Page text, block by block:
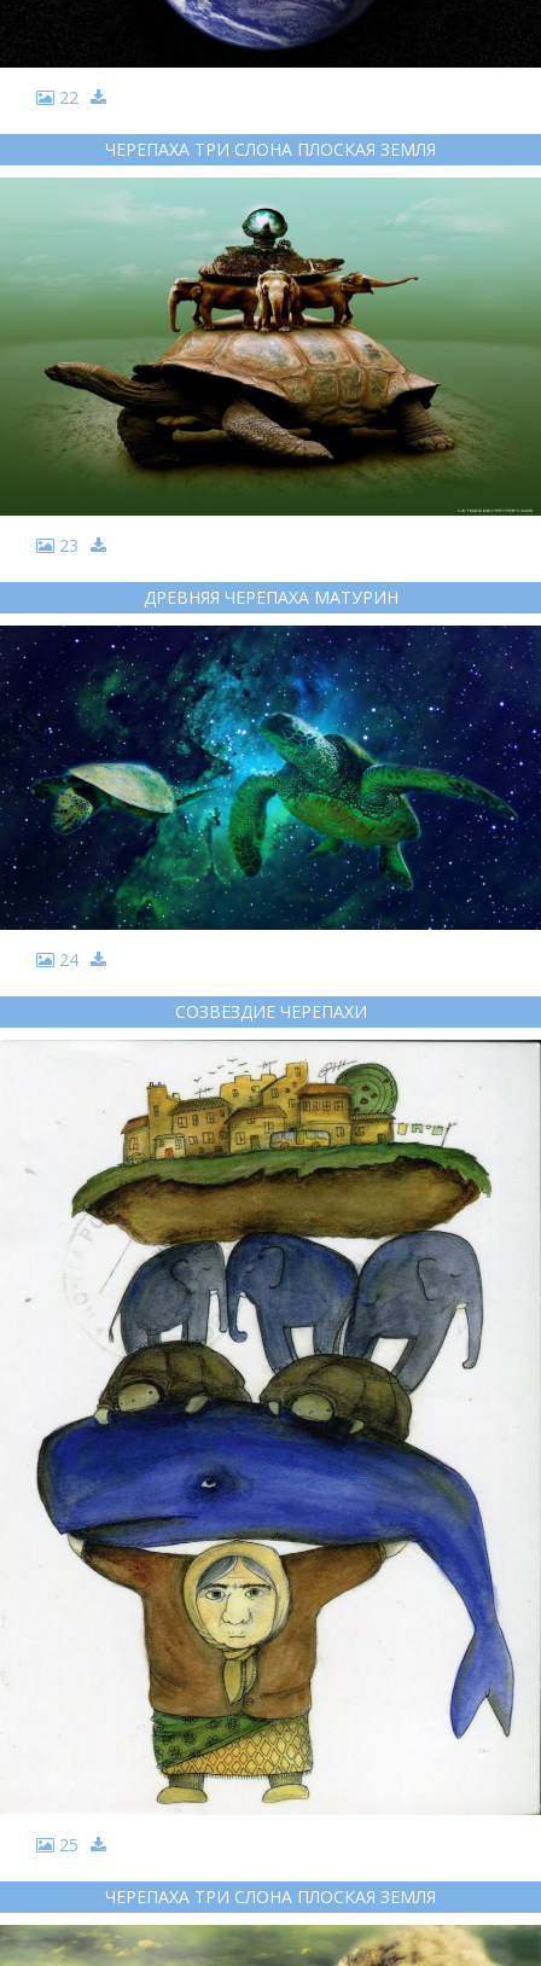
22
ЧЕРЕПАХА ТРИ СЛОНА ПЛОСКАЯ ЗЕМЛЯ
23
ДРЕВНЯЯ ЧЕРЕПАХА МАТУРИН
24
СОЗВЕЗДИЕ ЧЕРЕПАХИ
25
ЧЕРЕПАХА ТРИ СЛОНА ПЛОСКАЯ ЗЕМЛЯ